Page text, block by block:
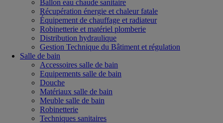
Ballon eau chaude sanitaire
Récupération énergie et chaleur fatale
Équipement de chauffage et radiateur
Robinetterie et matériel plomberie
Distribution hydraulique
Gestion Technique du Bâtiment et régulation
Salle de bain
Accessoires salle de bain
Equipements salle de bain
Douche
Matériaux salle de bain
Meuble salle de bain
Robinetterie
Techniques sanitaires